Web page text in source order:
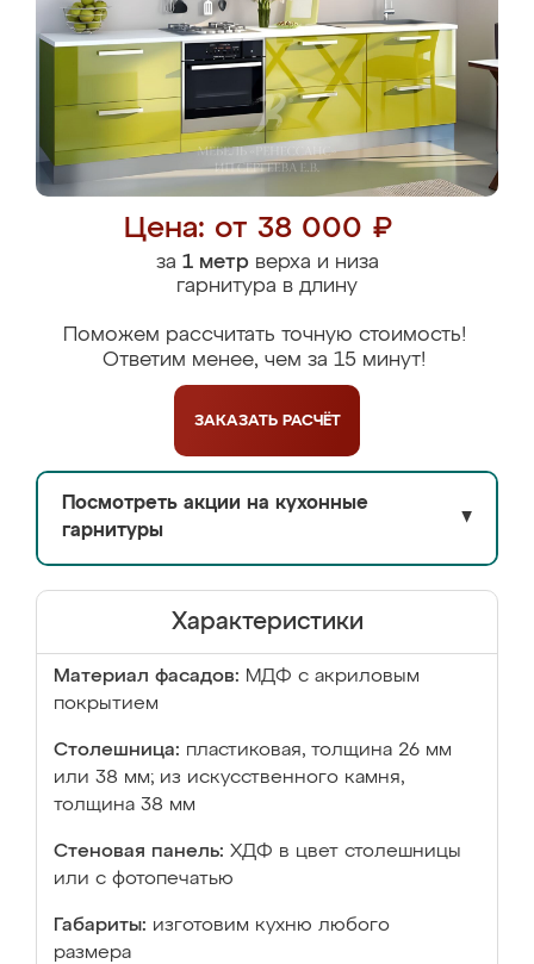
Цена: от 38 000 ₽
за 1 метрверха и низа
гарнитура в длину
Поможем рассчитать точную стоимость!
Ответим менее, чем за 15 минут!
ЗАКАЗАТЬ РАСЧЁТ
Посмотреть акции на кухонные
гарнитуры
▼
Характеристики
Материал фасадов: МДФ с акриловым
покрытием
Столешница: пластиковая, толщина 26 мм
или 38 мм; из искусственного камня,
толщина 38 мм
Стеновая панель: ХДФ в цвет столешницы
или с фотопечатью
Габариты: изготовим кухню любого
размера